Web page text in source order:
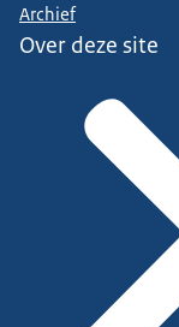
Archief
Over deze site